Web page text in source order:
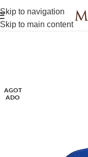
Skip to navigation
Skip to main content
AGOT
ADO